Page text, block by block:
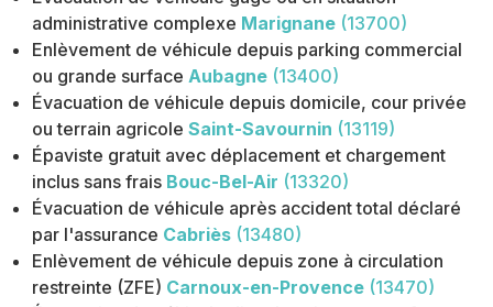
administrative complexe Marignane (13700)
Enlèvement de véhicule depuis parking commercial
ou grande surface Aubagne (13400)
Évacuation de véhicule depuis domicile, cour privée
ou terrain agricole Saint-Savournin (13119)
Épaviste gratuit avec déplacement et chargement
inclus sans frais Bouc-Bel-Air (13320)
Évacuation de véhicule après accident total déclaré
par l'assurance Cabriès (13480)
Enlèvement de véhicule depuis zone à circulation
restreinte (ZFE) Carnoux-en-Provence (13470)